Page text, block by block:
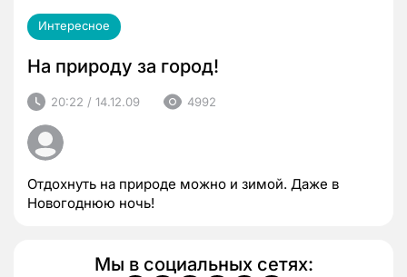
Интересное
На природу за город!
20:22 / 14.12.09 4992
Отдохнуть на природе можно и зимой. Даже в
Новогоднюю ночь!
Мы в социальных сетях: